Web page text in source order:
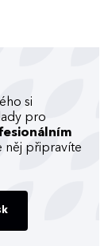
si
pro
něj připravíte